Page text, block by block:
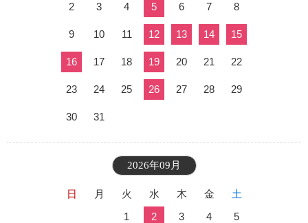
2 3 4 5 6 7 8
9 10 11 12 13 14 15
16 17 18 19 20 21 22
23 24 25 26 27 28 29
30 31
2026年09月
日 月 火 水 木 金
土
1
2 3 4 5